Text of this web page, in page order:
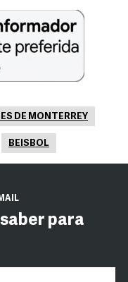
DE MONTERREY
BEISBOL
para